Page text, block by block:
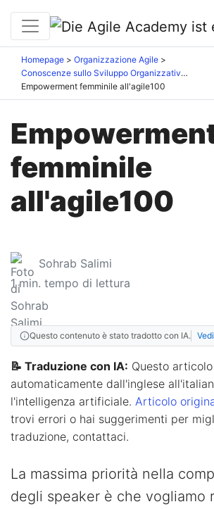
Homepage
Organizzazione Agile
Conoscenze sullo Sviluppo Organizzativo
Empowerment femminile all'agile100
femminile
all'agile100
Sohrab Salimi
1min. tempo di lettura
Questo contenuto è stato tradotto con IA.
📝 Traduzione con IA: Questo
automaticamente dall'inglese
l'intelligenza artificiale. Articolo
trovi errori o hai suggerimenti per
traduzione, contattaci.
La massima priorità nella
degli speaker è che vogliamo